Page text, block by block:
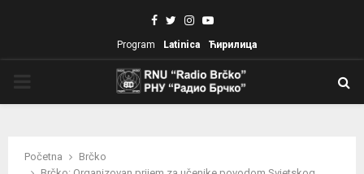
Facebook
TwitterInstagram
Youtube
Program Latinica Ћирилица
Početna
Brčko